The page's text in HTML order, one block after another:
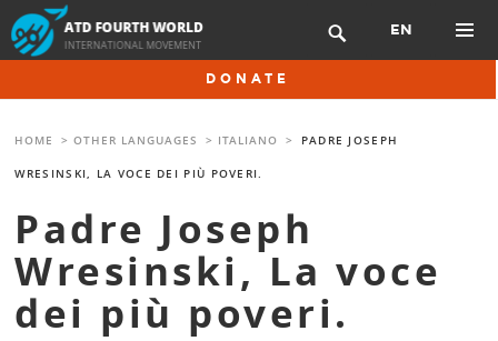
Skip
to
content
 EN
DONATE
HOME >OTHER LANGUAGES > ITALIANO > PADRE JOSEPH
WRESINSKI, LA VOCE DEI PIÙ POVERI.
Padre Joseph
Wresinski, La voce
dei più poveri.